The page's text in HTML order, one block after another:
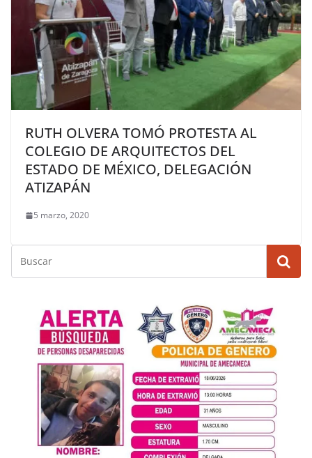
RUTH OLVERA TOMÓ PROTESTA AL
COLEGIO DE ARQUITECTOS DEL
ESTADO DE MÉXICO, DELEGACIÓN
ATIZAPÁN
5 marzo, 2020